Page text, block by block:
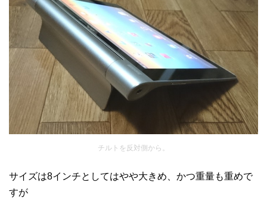
チルトを反対側から。
サイズは8インチとしてはやや大きめ、かつ重量も重めで
すが